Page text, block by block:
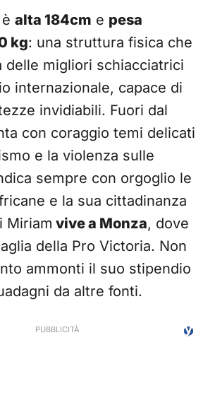
alta 184cm e pesa
kg: una struttura fisica che
delle migliori schiacciatrici
internazionale, capace di
invidiabili. Fuori dal
con coraggio temi delicati
e la violenza sulle
sempre con orgoglio le
e la sua cittadinanza
Miriam vive a Monza, dove
della Pro Victoria. Non
ammonti il suo stipendio
da altre fonti.